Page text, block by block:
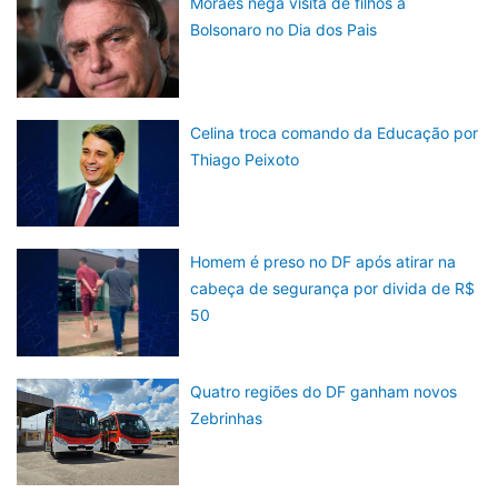
Bolsonaro no Dia dos Pais
Celina troca comando da Educação por
Thiago Peixoto
Homem é preso no DF após atirar na
cabeça de segurança por divida de R$
50
Quatro regiões do DF ganham novos
Zebrinhas